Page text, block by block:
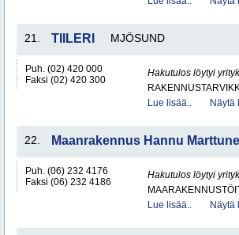
21. TIILERI MJÖSUND
Puh. (02) 420 000
Faksi (02) 420 300
Hakutulos löytyi
Lue lisää..
Näytä
22. Maanrakennus Hannu
Puh. (06) 232 4176
Faksi (06) 232 4186
Hakutulos löytyi
Lue lisää..
Näytä